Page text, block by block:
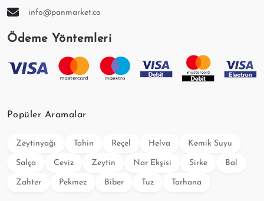
info@panmarket.co
Ödeme Yöntemleri
Popüler Aramalar
Zeytinyağı Tahin Reçel Helva Kemik Suyu
Salça Ceviz Zeytin Nar Ekşisi Sirke Bal
Zahter Pekmez Biber Tuz Tarhana